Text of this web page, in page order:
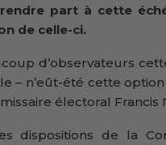
part à cette
de celle-ci.
d’observateurs
– n’eût-été cette
électoral Francis
dispositions de la